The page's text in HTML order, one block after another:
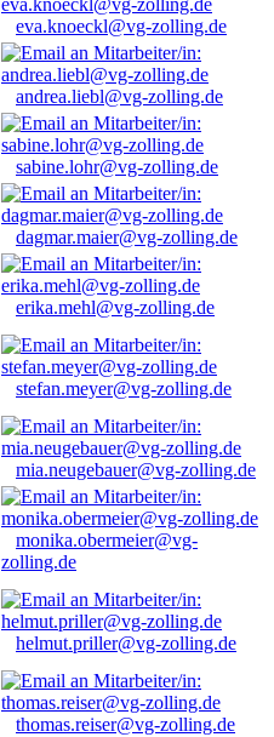
eva.knoeckl@vg-zolling.de
andrea.liebl@vg-zolling.de
sabine.lohr@vg-zolling.de
dagmar.maier@vg-zolling.de
erika.mehl@vg-zolling.de
stefan.meyer@vg-zolling.de
mia.neugebauer@vg-zolling.de
monika.obermeier@vg-
zolling.de
helmut.priller@vg-zolling.de
thomas.reiser@vg-zolling.de